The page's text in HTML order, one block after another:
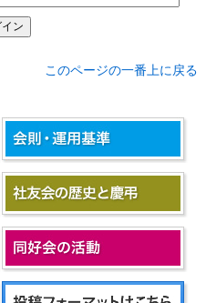
このページの一番上に戻る